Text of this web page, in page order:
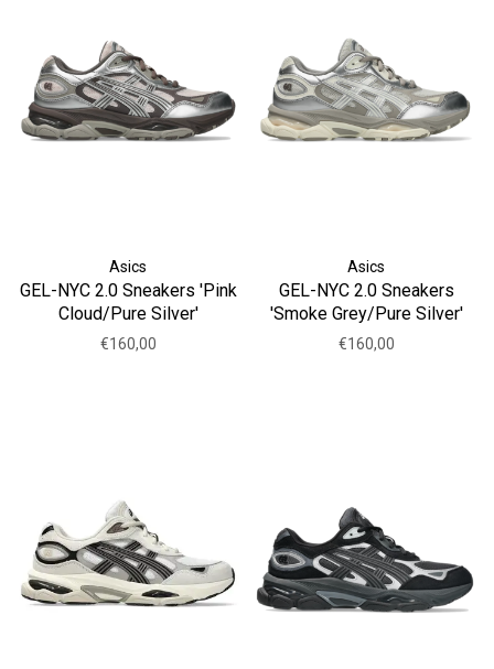
Asics
GEL-NYC 2.0 Sneakers 'Pink
Cloud/Pure Silver'
€160,00
Asics
GEL-NYC 2.0 Sneakers
'Smoke Grey/Pure Silver'
€160,00